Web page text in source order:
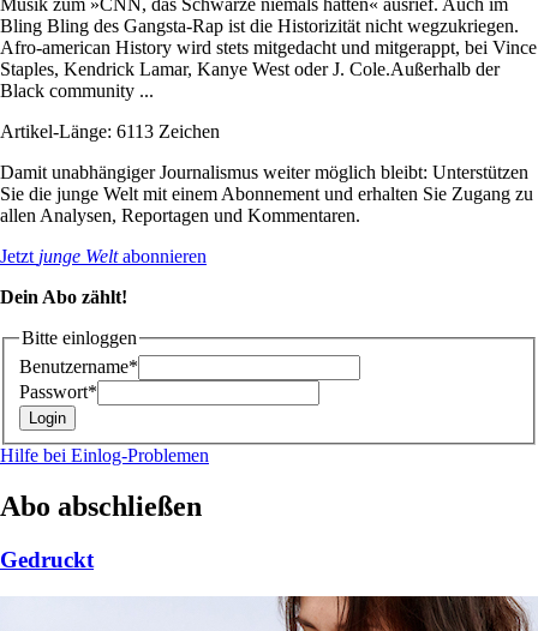
Bling Bling des Gangsta-Rap ist die Historizität nicht wegzukriegen.
Afro-american History wird stets mitgedacht und mitgerappt, bei Vince
Staples, Kendrick Lamar, Kanye West oder J. Cole.Außerhalb der
Black community ...
Artikel-Länge: 6113 Zeichen
Damit unabhängiger Journalismus weiter möglich bleibt: Unterstützen
Sie die junge Welt mit einem Abonnement und erhalten Sie Zugang zu
allen Analysen, Reportagen und Kommentaren.
Jetzt junge Weltabonnieren
Dein Abo zählt!
Bitte einloggen
Benutzername*
Passwort*
Hilfe bei Einlog-Problemen
Abo abschließen
Gedruckt